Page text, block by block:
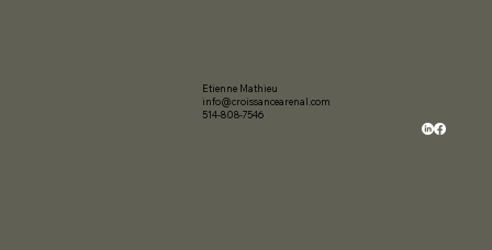
Etienne Mathieu
info@croissancearenal.com
514-808-7546